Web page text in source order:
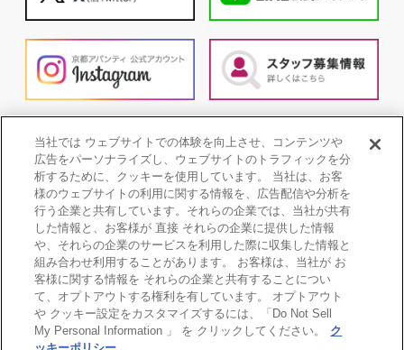
個人情報保護方針
COOKIE POLICY
当社では ウェブサイトでの体験を向上させ、コンテンツや
広告をパーソナライズし、ウェブサイトのトラフィックを分
析するために、クッキーを使用しています。 当社は、お客
様のウェブサイトの利用に関する情報を、広告配信や分析を
行う企業と共有しています。それらの企業では、当社が共有
した情報と、お客様が 直接 それらの企業に提供した情報
や、それらの企業のサービスを利用した際に収集した情報と
組み合わせ利用することがあります。 お客様は、当社が お
客様に関する情報を それらの企業と共有することについ
て、オプトアウトする権利を有しています。 オプトアウト
や クッキー設定をカスタマイズするには、「Do Not Sell
My Personal Information 」 を クリックしてください。
ク